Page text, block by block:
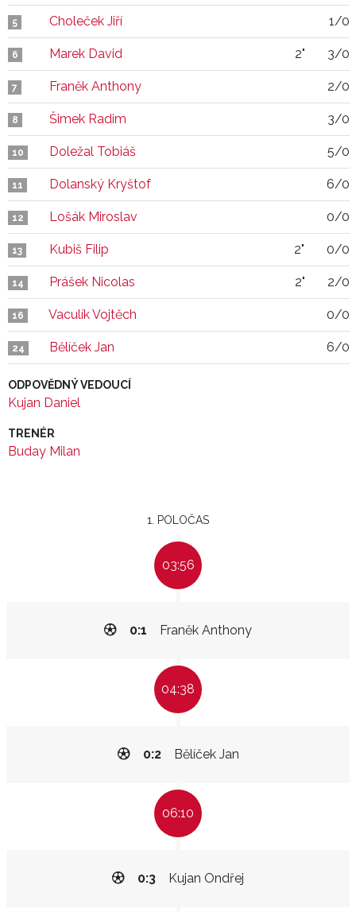
5 Choleček Jiří 1/0
6 Marek David 2" 3/0
7 Franěk Anthony 2/0
8 Šimek Radim 3/0
10 Doležal Tobiáš 5/0
11 Dolanský Kryštof 6/0
12 Lošák Miroslav 0/0
13 Kubiš Filip 2" 0/0
14 Prášek Nicolas 2" 2/0
16 Vaculík Vojtěch 0/0
24 Bělíček Jan 6/0
ODPOVĚDNÝ VEDOUCÍ
Kujan Daniel
TRENÉR
Buday Milan
1. POLOČAS
03:56
Franěk Anthony
0:1
04:38
Bělíček Jan
0:2
06:10
Kujan Ondřej
0:3